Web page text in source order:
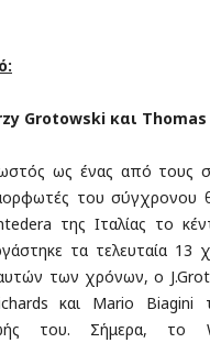
:
Grotowski και Thomas
ως ένας από τους
του σύγχρονου
της Ιταλίας το
τα τελευταία 13
των χρόνων, ο
και Mario Biagini
του. Σήμερα, το